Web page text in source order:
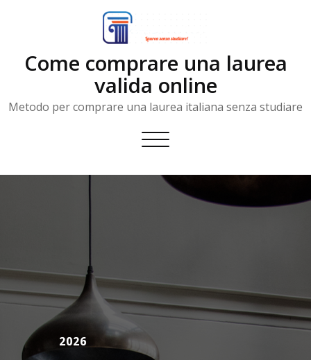
Come comprare una laurea
valida online
Metodo per comprare una laurea italiana senza studiare
Toggle
2026